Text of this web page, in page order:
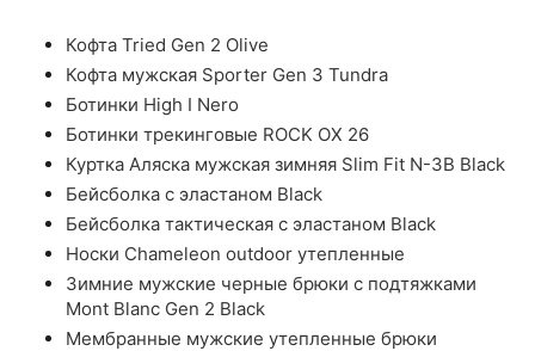
Кофта Tried Gen 2 Olive
Кофта мужская Sporter Gen 3 Tundra
Ботинки High I Nero
Ботинки трекинговые ROCK OX 26
Куртка Аляска мужская зимняя Slim Fit N-3B Black
Бейсболка с эластаном Black
Бейсболка тактическая с эластаном Black
Носки Chameleon outdoor утепленные
Зимние мужские черные брюки с подтяжками
Mont Blanc Gen 2 Black
Мембранные мужские утепленные брюки